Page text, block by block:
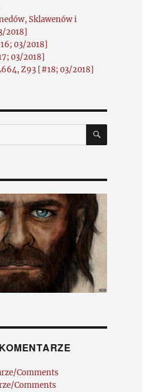
Sklawenów i
2018]
03/2018]
03/2018]
Z93 [#18; 03/2018]
Comments
Comments